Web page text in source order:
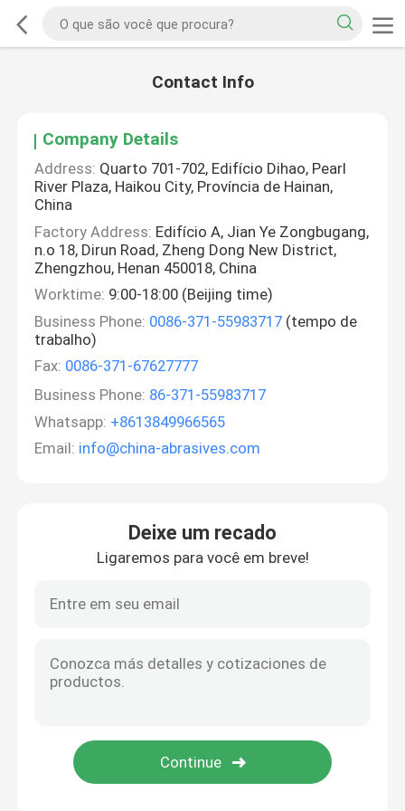
Contact Info
Company Details
Address: Quarto 701-702, Edifício Dihao, Pearl
River Plaza, Haikou City, Província de Hainan,
China
Factory Address: Edifício A, Jian Ye Zongbugang,
n.o 18, Dirun Road, Zheng Dong New District,
Zhengzhou, Henan 450018, China
Worktime: 9:00-18:00 (Beijing time)
Business Phone: 0086-371-55983717 (tempo de
trabalho)
Fax: 0086-371-67627777
Business Phone: 86-371-55983717
Whatsapp: +8613849966565
Email: info@china-abrasives.com
Deixe um recado
Ligaremos para você em breve!